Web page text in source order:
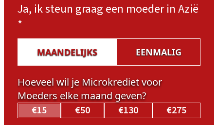
Ja, ik steun graag een moeder in Azië
*
MAANDELIJKS EENMALIG
Hoeveel wil je Microkrediet voor
Moeders elke maand geven?
€15 €50 €130 €275